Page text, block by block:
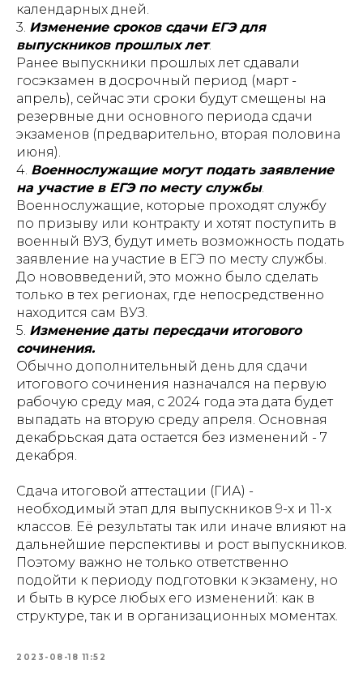
календарных дней.
3. Изменение сроков сдачи ЕГЭ для
выпускников прошлых лет.
Ранее выпускники прошлых лет сдавали
госэкзамен в досрочный период (март -
апрель), сейчас эти сроки будут смещены на
резервные дни основного периода сдачи
экзаменов (предварительно, вторая половина
июня).
4. Военнослужащие могут подать заявление
на участие в ЕГЭ по месту службы.
Военнослужащие, которые проходят службу
по призыву или контракту и хотят поступить в
военный ВУЗ, будут иметь возможность подать
заявление на участие в ЕГЭ по месту службы.
До нововведений, это можно было сделать
только в тех регионах, где непосредственно
находится сам ВУЗ.
5. Изменение даты пересдачи итогового
сочинения.
Обычно дополнительный день для сдачи
итогового сочинения назначался на первую
рабочую среду мая, с 2024 года эта дата будет
выпадать на вторую среду апреля. Основная
декабрьская дата остается без изменений - 7
декабря.
Сдача итоговой аттестации (ГИА) -
необходимый этап для выпускников 9-х и 11-х
классов. Её результаты так или иначе влияют на
дальнейшие перспективы и рост выпускников.
Поэтому важно не только ответственно
подойти к периоду подготовки к экзамену, но
и быть в курсе любых его изменений: как в
структуре, так и в организационных моментах.
2023-08-18 11:52